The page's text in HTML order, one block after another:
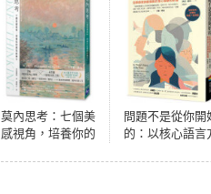
莫內思考：七個美
感視角，培養你的
問題不是從你開
的：以核心語言